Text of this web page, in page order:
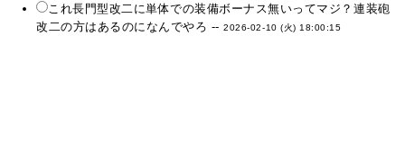
これ長門型改二に単体での装備ボーナス無いってマジ？連装砲
改二の方はあるのになんでやろ --2026-02-10 (火) 18:00:15